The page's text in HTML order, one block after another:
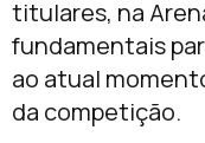
titulares, na
fundamentais
ao atual
da competição.